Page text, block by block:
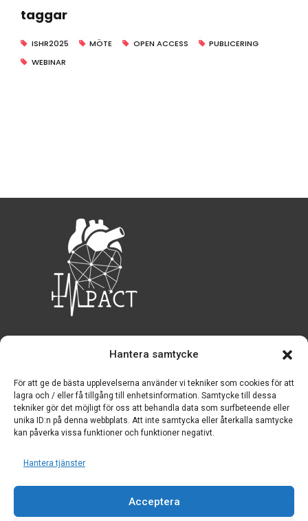
Hantera samtycke
För att ge de bästa upplevelserna använder vi tekniker som cookies för att
lagra och / eller få tillgång till enhetsinformation. Samtycke till dessa
tekniker gör det möjligt för oss att behandla data som surfbeteende eller
unika ID:n på denna webbplats. Att inte samtycka eller återkalla samtycke
kan påverka vissa funktioner och funktioner negativt.
Hantera tjänster
Acceptera
taggar
ISHR2025 MÖTE OPEN ACCESS
PUBLICERING
WEBINAR
Integritetspolicy
Policy för cookies